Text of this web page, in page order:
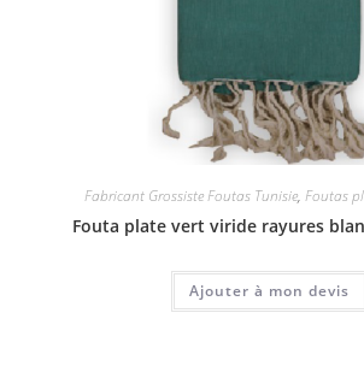
Fabricant Grossiste Foutas Tunisie, Foutas
Fouta plate vert viride rayures
Ajouter à mon devis